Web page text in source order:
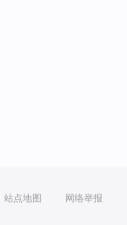
站点地图 网络举报